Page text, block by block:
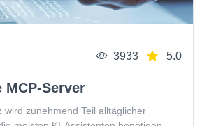
3933 5.0
MCP-Server
wird zunehmend Teil alltäglicher